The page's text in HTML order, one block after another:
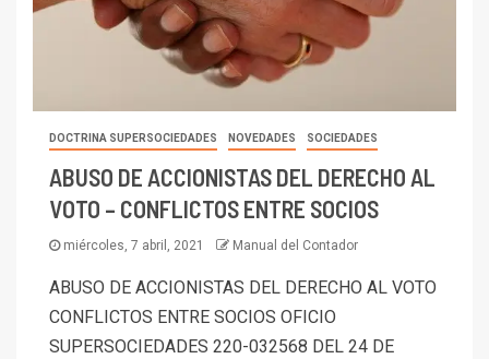
DOCTRINA SUPERSOCIEDADES NOVEDADES SOCIEDADES
ABUSO DE ACCIONISTAS DEL DERECHO AL
VOTO – CONFLICTOS ENTRE SOCIOS
miércoles, 7 abril, 2021 Manual del Contador
ABUSO DE ACCIONISTAS DEL DERECHO AL VOTO
CONFLICTOS ENTRE SOCIOS OFICIO
SUPERSOCIEDADES 220-032568 DEL 24 DE